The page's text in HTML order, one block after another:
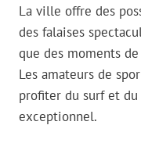
La ville offre des
des falaises
que des moments
Les amateurs de
profiter du surf et
exceptionnel.